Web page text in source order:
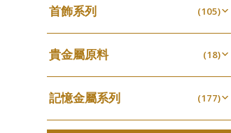
梅花迫系列 (19)
平臺迫系列 (74)
綫拍系列 (42)
美拍系列 (16)
耳針系列 (6)
耳環扣系列
調節珠系列
生圈扣系列
鴨俐制系列
其他類配件 (161)
珠盤系列 (16)
袖口鈕系列 (7)
焊片及鐳射綫 (2)
空心車花管 (19)
其他 (104)
無孔光身珠 (7)
無孔批花珠
六爪頭系列 (41)
車花片 (35)
動感車花片 (20)
鑲口戒指 (16)
鑲口手鏈系列 (146)
首飾系列 (105)
手镯系列 (8)
戒指系列 (8)
空心耳環 (27)
空心车花管首饰链 (15)
空心手鐲系列 (8)
貴金屬原料 (18)
千足金 (18)
記憶金屬系列 (177)
記憶戒指 (30)